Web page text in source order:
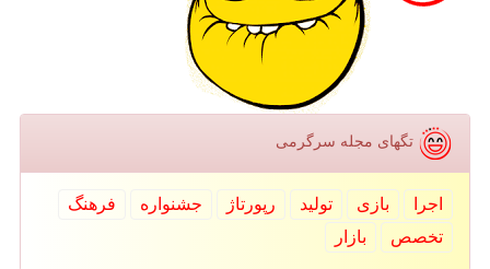
تگهای مجله سرگرمی
اجرا بازی تولید رپورتاژ جشنواره
فرهنگ
تخصص
بازار